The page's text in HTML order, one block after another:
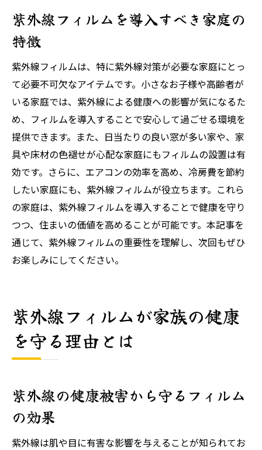
紫外線フィルムを導入すべき家庭の
特徴
紫外線フィルムは、特に紫外線対策が必要な家庭にとっ
て必要不可欠なアイテムです。小さなお子様や高齢者が
いる家庭では、紫外線による健康への影響が気になるた
め、フィルムを導入することで安心して過ごせる環境を
提供できます。また、日当たりの良い窓が多い家や、家
具や床材の色褪せが心配な家庭にもフィルムの設置は有
効です。さらに、エアコンの効率を高め、冷房費を節約
したい家庭にも、紫外線フィルムが役立ちます。これら
の家庭は、紫外線フィルムを導入することで健康を守り
つつ、住まいの価値を高めることが可能です。本記事を
通じて、紫外線フィルムの重要性を理解し、次回もぜひ
お楽しみにしてください。
紫外線フィルムが家族の健康
を守る理由とは
紫外線の健康被害から守るフィルム
の効果
紫外線は肌や目に有害な影響を与えることが知られてお